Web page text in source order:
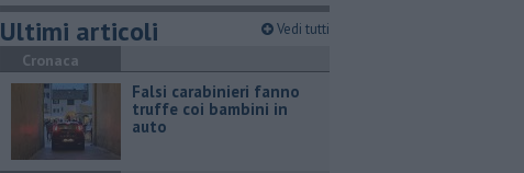
Ultimi articoli Vedi tutti
Cronaca
Falsi carabinieri fanno
truffe coi bambini in
auto